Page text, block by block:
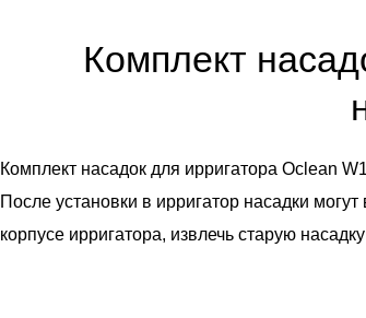
Комплект
Комплект насадок для ирригатора Oclean
После установки в ирригатор насадки
корпусе ирригатора, извлечь старую